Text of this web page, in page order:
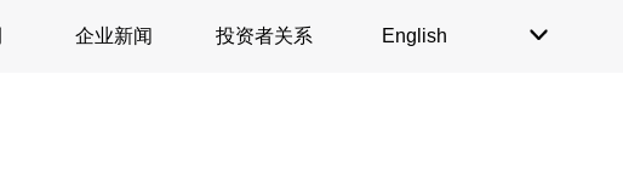
企业新闻 投资者关系 English 